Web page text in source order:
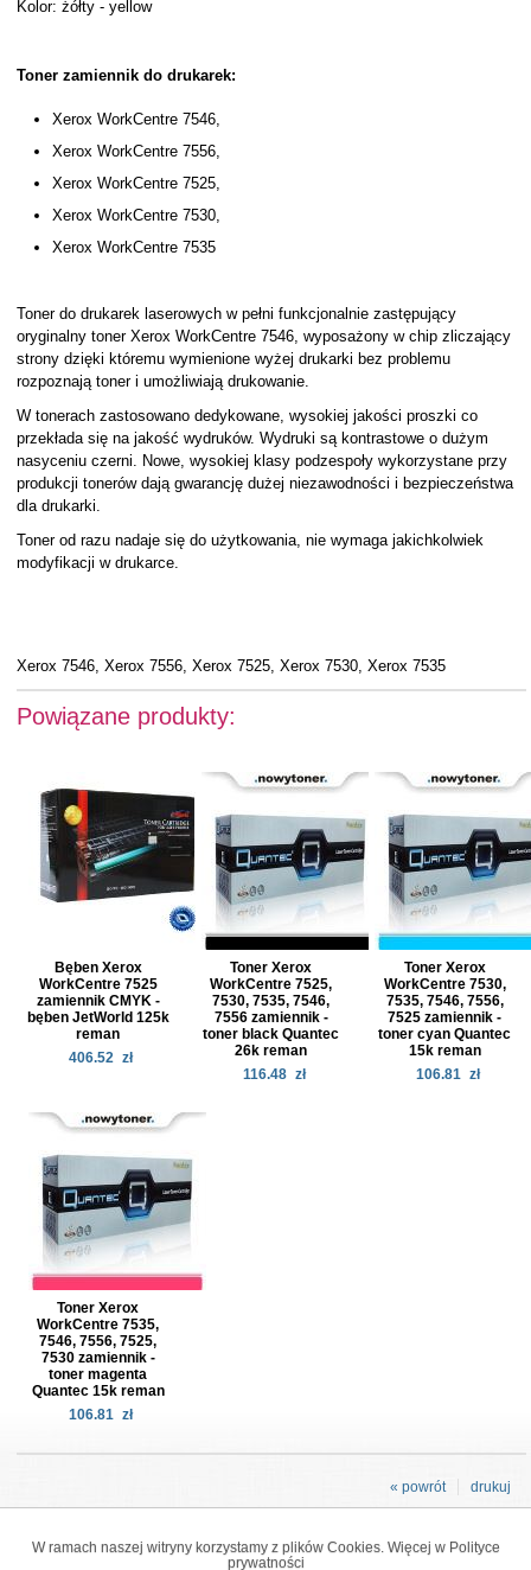
Kolor: żółty - yellow
Toner zamiennik do drukarek:
Xerox WorkCentre 7546,
Xerox WorkCentre 7556,
Xerox WorkCentre 7525,
Xerox WorkCentre 7530,
Xerox WorkCentre 7535
Toner do drukarek laserowych w pełni funkcjonalnie zastępujący
oryginalny toner Xerox WorkCentre 7546, wyposażony w chip zliczający
strony dzięki któremu wymienione wyżej drukarki bez problemu
rozpoznają toner i umożliwiają drukowanie.
W tonerach zastosowano dedykowane, wysokiej jakości proszki co
przekłada się na jakość wydruków. Wydruki są kontrastowe o dużym
nasyceniu czerni. Nowe, wysokiej klasy podzespoły wykorzystane przy
produkcji tonerów dają gwarancję dużej niezawodności i bezpieczeństwa
dla drukarki.
Toner od razu nadaje się do użytkowania, nie wymaga jakichkolwiek
modyfikacji w drukarce.
Xerox 7546, Xerox 7556, Xerox 7525, Xerox 7530, Xerox 7535
Powiązane produkty:
Bęben Xerox
WorkCentre 7525
zamiennik CMYK -
bęben JetWorld 125k
reman
406.52 zł
Toner Xerox
WorkCentre 7525,
7530, 7535, 7546,
7556 zamiennik -
toner black Quantec
26k reman
116.48 zł
Toner Xerox
WorkCentre 7530,
7535, 7546, 7556,
7525 zamiennik -
toner cyan Quantec
15k reman
106.81 zł
Toner Xerox
WorkCentre 7535,
7546, 7556, 7525,
7530 zamiennik -
toner magenta
Quantec 15k reman
106.81 zł
drukuj
« powrót
W ramach naszej witryny korzystamy z plików Cookies. Więcej w Polityce
prywatności